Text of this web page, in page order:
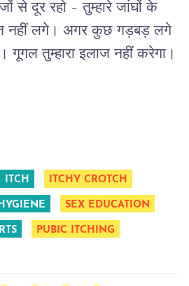
से दूर रहो – तुम्हारे जांघों के
नहीं लगे। अगर कुछ गड़बड़ लगे
गूगल तुम्हारा इलाज नहीं करेगा।
ITCH ITCHY CROTCH
HYGIENE SEX EDUCATION
PUBIC ITCHING